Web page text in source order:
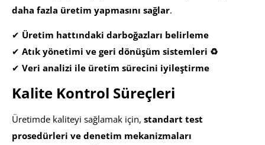
daha fazla üretim yapmasını sağlar.
✔ Üretim hattındaki darboğazları belirleme
✔ Atık yönetimi ve geri dönüşüm sistemleri ♻
✔ Veri analizi ile üretim sürecini iyileştirme
Kalite Kontrol Süreçleri
Üretimde kaliteyi sağlamak için, standart test
prosedürleri ve denetim mekanizmaları